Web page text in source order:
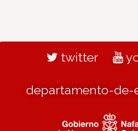
twitter
departamento-de-